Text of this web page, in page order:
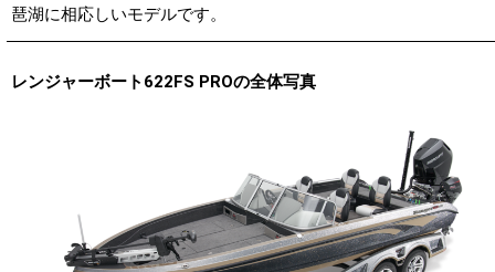
琶湖に相応しいモデルです。
レンジャーボート622FS PROの全体写真